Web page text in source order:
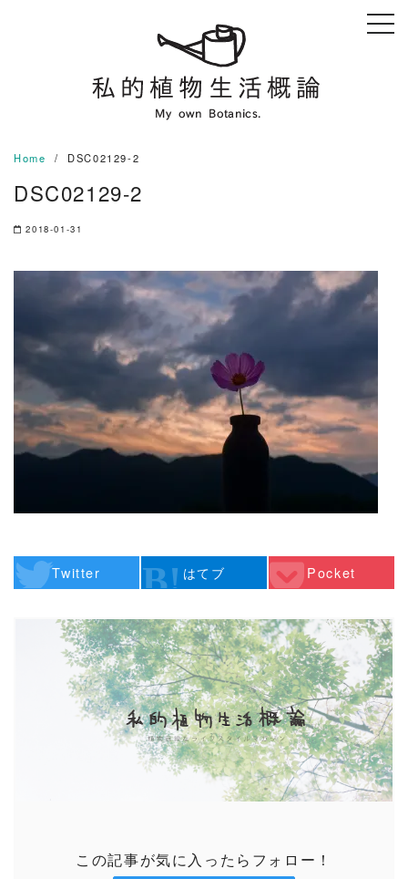
Home DSC02129-2
DSC02129-2
2018-01-31
Twitter はてブ Pocket
この記事が気に入ったらフォロー！